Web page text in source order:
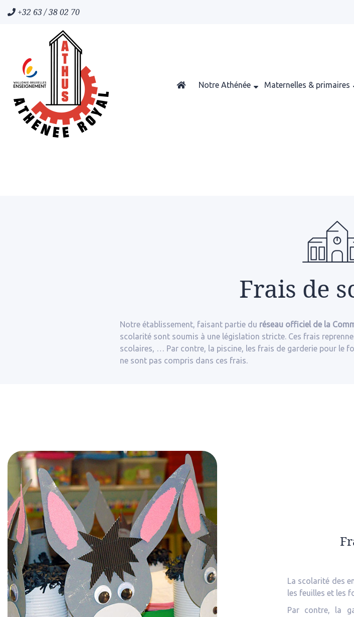
+32 63 / 38 02 70
Notre Athénée Maternelles & primaires
Frais de
Notre établissement, faisant partie du réseau officiel de la
scolarité sont soumis à une législation stricte. Ces frais
scolaires, … Par contre, la piscine, les frais de garderie pour le
ne sont pas compris dans ces frais.
La scolarité des
les feuilles et les
Par contre, la